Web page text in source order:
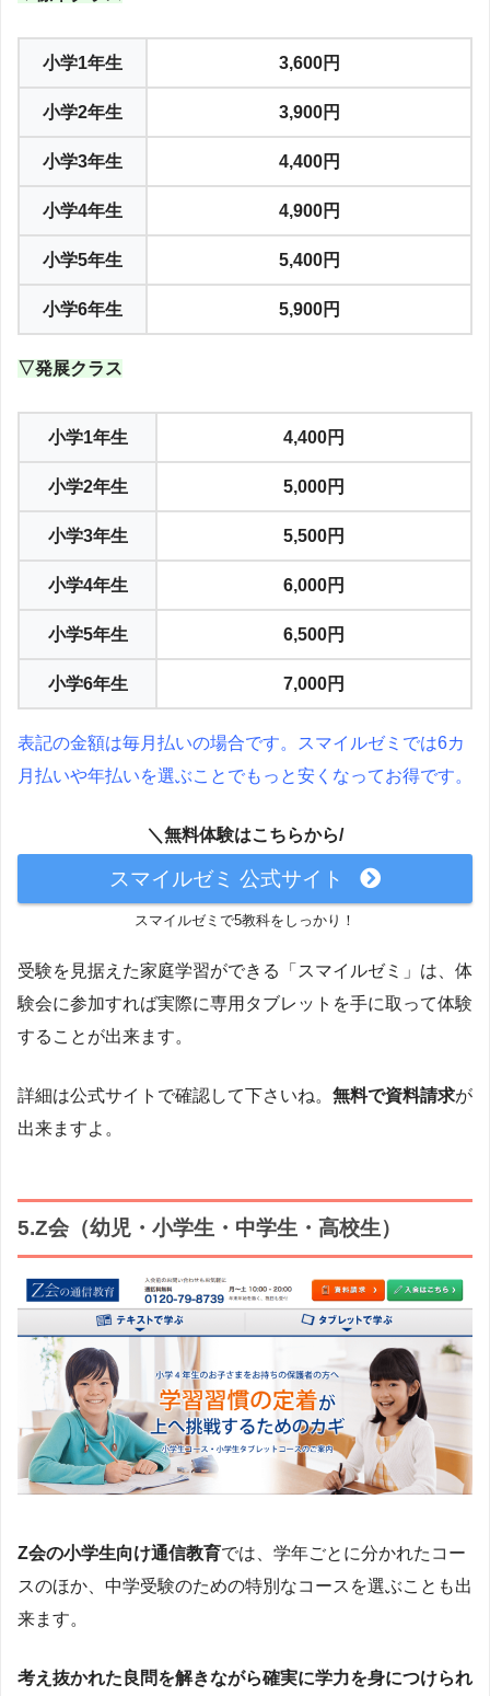
小学1年生 3,600円
小学2年生 3,900円
小学3年生 4,400円
小学4年生 4,900円
小学5年生 5,400円
小学6年生 5,900円
▽発展クラス
小学1年生 4,400円
小学2年生 5,000円
小学3年生 5,500円
小学4年生 6,000円
小学5年生 6,500円
小学6年生 7,000円
表記の金額は毎月払いの場合です。スマイルゼミでは6カ
月払いや年払いを選ぶことでもっと安くなってお得です。
＼無料体験はこちらから/
スマイルゼミ 公式サイト
スマイルゼミで5教科をしっかり！
受験を見据えた家庭学習ができる「スマイルゼミ」は、体
験会に参加すれば実際に専用タブレットを手に取って体験
することが出来ます。
詳細は公式サイトで確認して下さいね。 無料で資料請求が
出来ますよ。
5.Z会（幼児・小学生・中学生・高校生）
Z会の小学生向け通信教育では、学年ごとに分かれたコー
スのほか、中学受験のための特別なコースを選ぶことも出
来ます。
考え抜かれた良問を解きながら確実に学力を身につけられ